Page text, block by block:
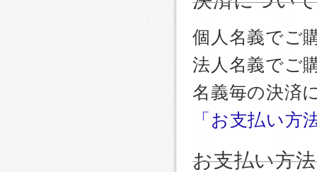
個人名義でご
法人名義でご
名義毎の決済
「お支払い方
お支払い方